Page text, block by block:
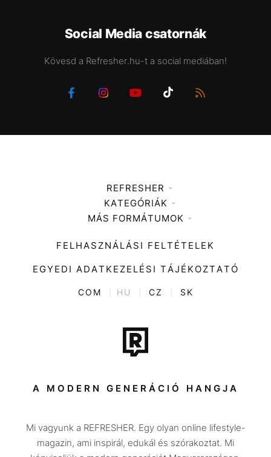
Social Media csatornák
Kövesd a Refresher.hu-t a social mediában!
REFRESHER
Médiaajánlat
KATEGÓRIÁK
Zene
Divat
Kultúra
ENTR
Tech-Tudomány
Sport
Társadalom
Utazás
Életmód
MÁS FORMÁTUMOK
FELHASZNÁLÁSI FELTÉTELEK
EGYEDI ADATKEZELÉSI TÁJÉKOZTATÓ
COM HU CZ SK
A MODERN GENERÁCIÓ HANGJA
Mi vagyunk a REFRESHER. Egy olyan online lifestyle-
magazin, ami inspirál, edukál és szórakoztat. Mi